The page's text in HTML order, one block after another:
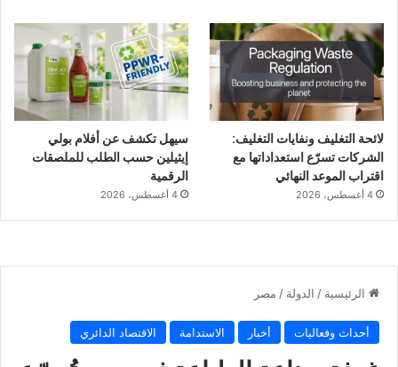
لائحة التغليف ونفايات التغليف:
الشركات تسرّع استعداداتها مع
اقتراب الموعد النهائي
4 أغسطس، 2026
سيهل تكشف عن أفلام بولي
إيثيلين حسب الطلب للملصقات
الرقمية
4 أغسطس، 2026